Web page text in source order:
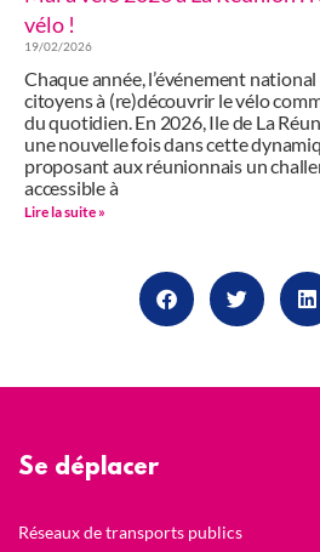
vélo !
19/02/2026
Chaque année, l’événement
citoyens à (re)découvrir le vélo
du quotidien. En 2026, Ile de La
une nouvelle fois dans cette
proposant aux réunionnais un
accessible à
Lire la suite »
Se déplacer
Réseaux de transports publics